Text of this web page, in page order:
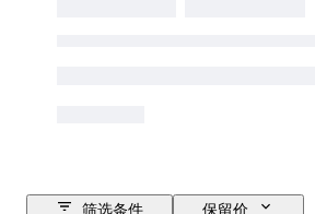
筛选条件
保留价